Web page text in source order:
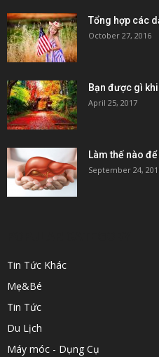
Tổng hợp các
October 27, 2016
Bạn được gì
April 25, 2017
Làm thế nào
September 24,
Tin Tức Khác
Mẹ&Bé
Tin Tức
Du Lịch
Máy móc - Dụng Cụ